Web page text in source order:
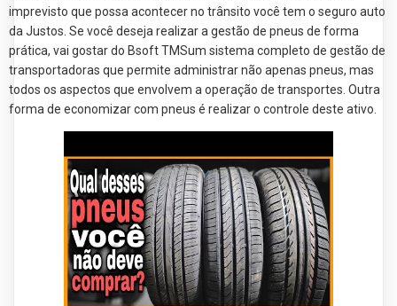
imprevisto que possa acontecer no trânsito você tem o seguro auto
da Justos. Se você deseja realizar a gestão de pneus de forma
prática, vai gostar do Bsoft TMSum sistema completo de gestão de
transportadoras que permite administrar não apenas pneus, mas
todos os aspectos que envolvem a operação de transportes. Outra
forma de economizar com pneus é realizar o controle deste ativo.